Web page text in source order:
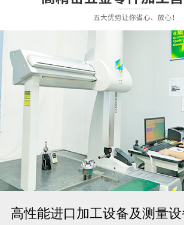
高性能进口加工设备及测量设